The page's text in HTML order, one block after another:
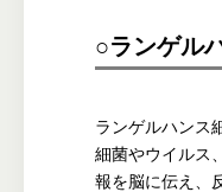
○ランゲル
ランゲルハンス
細菌やウイルス
報を脳に伝え、